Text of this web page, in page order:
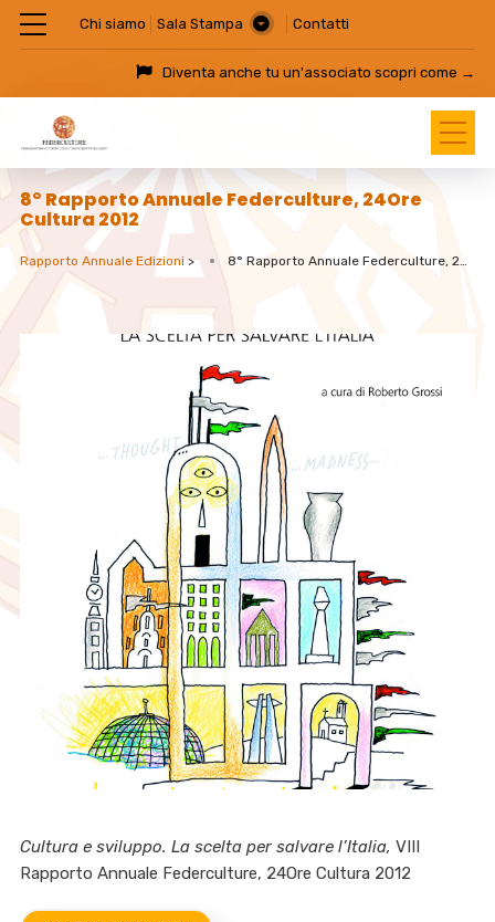
Chi siamo Sala Stampa Contatti
Diventa anche tu un'associatoscopri come →
8° Rapporto Annuale Federculture, 24Ore
Cultura 2012
Rapporto Annuale Edizioni> 8° Rapporto Annuale Federculture, 24Ore Cultura 2012
Cultura e sviluppo. La scelta per salvare l’Italia, VIII
Rapporto Annuale Federculture, 24Ore Cultura 2012